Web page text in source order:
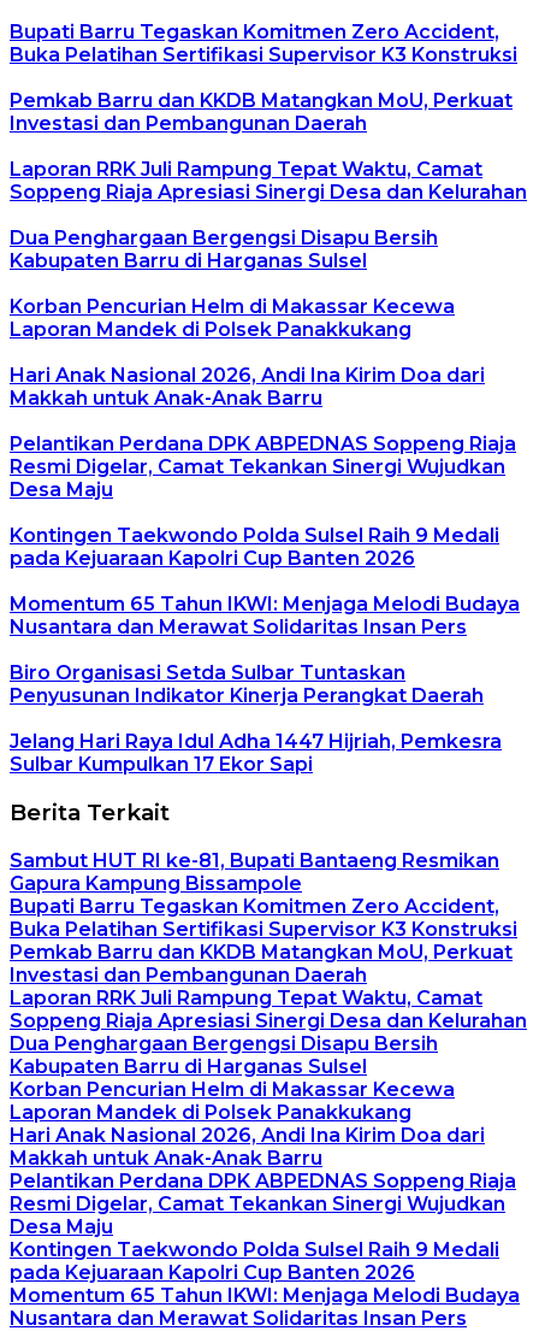
Bupati Barru Tegaskan Komitmen Zero Accident,
Buka Pelatihan Sertifikasi Supervisor K3 Konstruksi
Pemkab Barru dan KKDB Matangkan MoU, Perkuat
Investasi dan Pembangunan Daerah
Laporan RRK Juli Rampung Tepat Waktu, Camat
Soppeng Riaja Apresiasi Sinergi Desa dan Kelurahan
Dua Penghargaan Bergengsi Disapu Bersih
Kabupaten Barru di Harganas Sulsel
Korban Pencurian Helm di Makassar Kecewa
Laporan Mandek di Polsek Panakkukang
Hari Anak Nasional 2026, Andi Ina Kirim Doa dari
Makkah untuk Anak-Anak Barru
Pelantikan Perdana DPK ABPEDNAS Soppeng Riaja
Resmi Digelar, Camat Tekankan Sinergi Wujudkan
Desa Maju
Kontingen Taekwondo Polda Sulsel Raih 9 Medali
pada Kejuaraan Kapolri Cup Banten 2026
Momentum 65 Tahun IKWI: Menjaga Melodi Budaya
Nusantara dan Merawat Solidaritas Insan Pers
Biro Organisasi Setda Sulbar Tuntaskan
Penyusunan Indikator Kinerja Perangkat Daerah
Jelang Hari Raya Idul Adha 1447 Hijriah, Pemkesra
Sulbar Kumpulkan 17 Ekor Sapi
Berita Terkait
Sambut HUT RI ke-81, Bupati Bantaeng Resmikan
Gapura Kampung Bissampole
Bupati Barru Tegaskan Komitmen Zero Accident,
Buka Pelatihan Sertifikasi Supervisor K3 Konstruksi
Pemkab Barru dan KKDB Matangkan MoU, Perkuat
Investasi dan Pembangunan Daerah
Laporan RRK Juli Rampung Tepat Waktu, Camat
Soppeng Riaja Apresiasi Sinergi Desa dan Kelurahan
Dua Penghargaan Bergengsi Disapu Bersih
Kabupaten Barru di Harganas Sulsel
Korban Pencurian Helm di Makassar Kecewa
Laporan Mandek di Polsek Panakkukang
Hari Anak Nasional 2026, Andi Ina Kirim Doa dari
Makkah untuk Anak-Anak Barru
Pelantikan Perdana DPK ABPEDNAS Soppeng Riaja
Resmi Digelar, Camat Tekankan Sinergi Wujudkan
Desa Maju
Kontingen Taekwondo Polda Sulsel Raih 9 Medali
pada Kejuaraan Kapolri Cup Banten 2026
Momentum 65 Tahun IKWI: Menjaga Melodi Budaya
Nusantara dan Merawat Solidaritas Insan Pers